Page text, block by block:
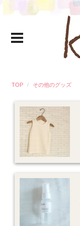
TOP その他のグッズ